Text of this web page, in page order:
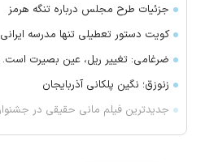
جزئیات طرح مجلس درباره تنگه هرمز
کویت دستور تعطیلی تنها مدرسه
ضرغامی: تغییر ریل، عین بصیرت
زنوزق؛ نگین پلکانی آذربایجان
جدیدترین فیلم مانی حقیقی در